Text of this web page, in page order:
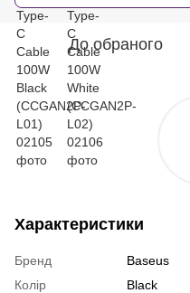
До обраного
Характеристики
Бренд
Baseus
Колір
Black